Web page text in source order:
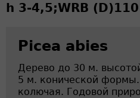
h 3-4,5;WRB (D)110
Picea abies
Дерево до 30 м.
5 м. конической
колючая. Годовой